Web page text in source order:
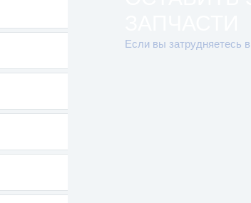
Если вы затрудняетесь